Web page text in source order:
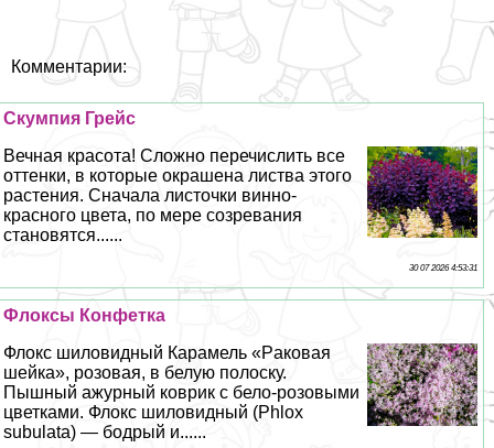
Комментарии:
Скумпия Грейс
Вечная красота! Сложно перечислить все
оттенки, в которые окрашена листва этого
растения. Сначала листочки винно-
красного цвета, по мере созревания
становятся......
30 07 2026 4:53:31
Флоксы Конфетка
Флокс шиловидный Карамель «Paковая
шейка», розовая, в белую полоску.
Пышный ажурный коврик с бело-розовыми
цветками. Флокс шиловидный (Phlox
subulata) — бодрый и......